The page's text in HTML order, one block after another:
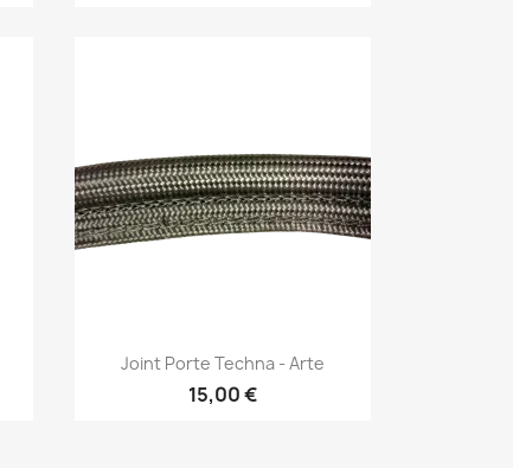
Aperçu rapide
Joint Porte Techna - Arte
15,00 €